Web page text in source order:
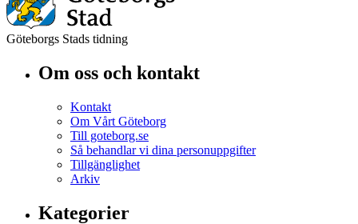
Göteborgs Stads tidning
Om oss och kontakt
Kontakt
Om Vårt Göteborg
Till goteborg.se
Så behandlar vi dina personuppgifter
Tillgänglighet
Arkiv
Kategorier